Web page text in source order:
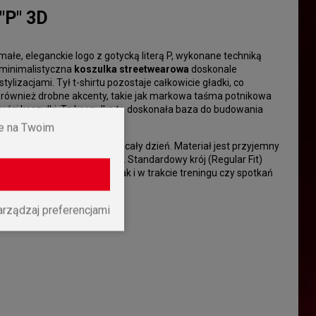
3D
eleganckie logo z gotycką literą P, wykonane techniką
koszulka streetwearowa doskonale
Tył t-shirtu pozostaje całkowicie gładki, co
drobne akcenty, takie jak markowa taśma potnikowa
koszulki. Ta koszulka to doskonała baza do budowania
komfort noszenia przez cały dzień. Materiał jest przyjemny
nawet po wielu praniach. Standardowy krój (Regular Fit)
codziennych aktywności, jak i w trakcie treningu czy spotkań
na Twoim
preferencjami